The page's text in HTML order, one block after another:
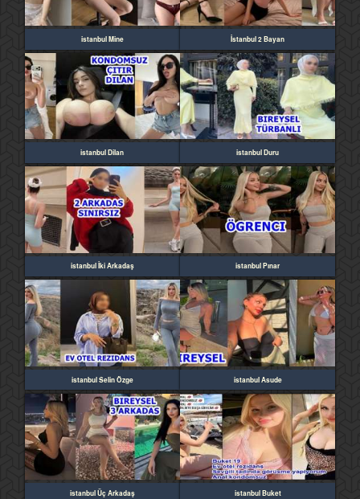
istanbul Mine İstanbul 2 Bayan
istanbul Dilan istanbul Duru
istanbul İki Arkadaş istanbul Pınar
istanbul Selin Özge istanbul Asude
istanbul Üç Arkadaş istanbul Buket